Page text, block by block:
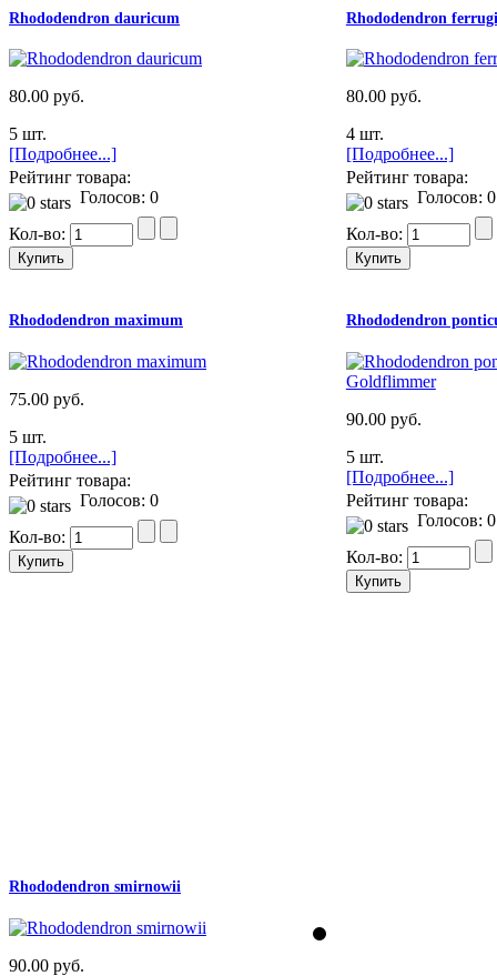
Rhododendron dauricum
80.00 руб.
5 шт.
[Подробнее...]
Рейтинг товара:
Голосов: 0
Кол-во:
Rhododendron
80.00 руб.
4 шт.
[Подробнее...]
Рейтинг товара:
Голосов: 0
Кол-во:
Rhododendron maximum
75.00 руб.
5 шт.
[Подробнее...]
Рейтинг товара:
Голосов: 0
Кол-во:
Rhododendron
90.00 руб.
5 шт.
[Подробнее...]
Рейтинг товара:
Голосов: 0
Кол-во:
Rhododendron smirnowii
90.00 руб.